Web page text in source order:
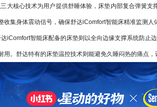
核心技术为用户提供舒睡体验，床垫内部复合弹簧支
收集身体震动信号，确保舒达iComfort智能床精准监测
智能床配备的床垫则以全向边缘支撑系统防止
用。舒达特有的床垫温控技术则能避免久睡闷热的痛点